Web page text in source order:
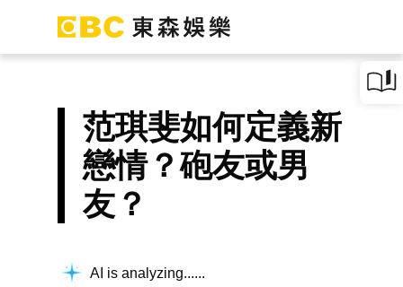
范琪斐如何定義新
戀情？砲友或男
友？
AI is analyzing...